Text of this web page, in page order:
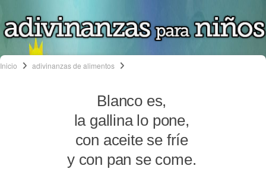
Inicio adivinanzas de alimentos
Blanco es,
la gallina lo pone,
con aceite se fríe
y con pan se come.